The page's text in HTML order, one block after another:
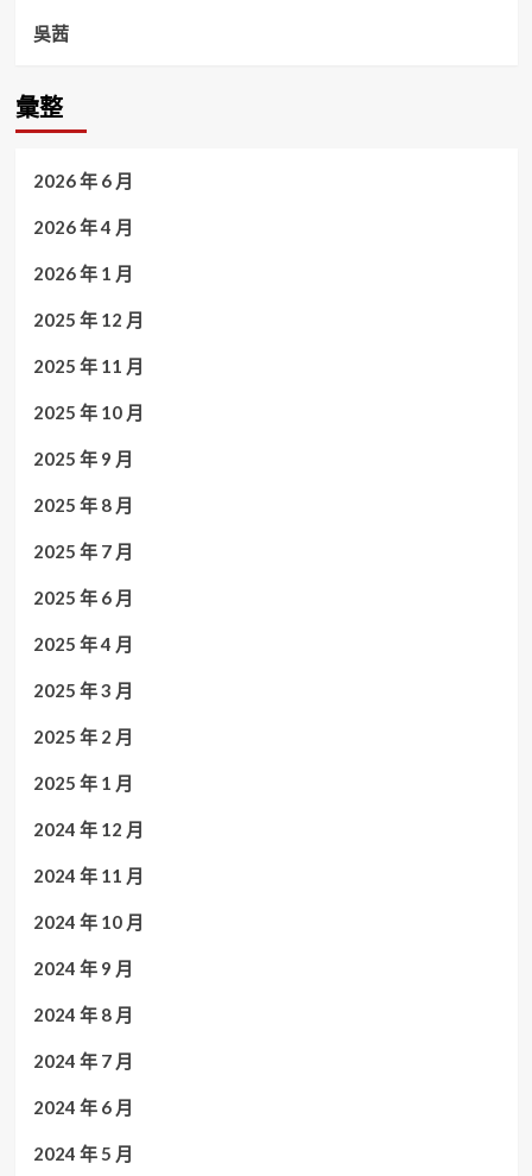
吳茜
彙整
2026 年 6 月
2026 年 4 月
2026 年 1 月
2025 年 12 月
2025 年 11 月
2025 年 10 月
2025 年 9 月
2025 年 8 月
2025 年 7 月
2025 年 6 月
2025 年 4 月
2025 年 3 月
2025 年 2 月
2025 年 1 月
2024 年 12 月
2024 年 11 月
2024 年 10 月
2024 年 9 月
2024 年 8 月
2024 年 7 月
2024 年 6 月
2024 年 5 月